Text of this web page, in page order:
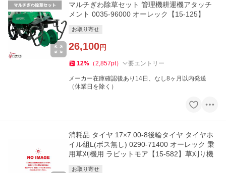
マルチぎわ除草セット 管理機耕運機アタッチ
メント 0035-96000 オーレック【15-125】
お取り寄せ
26,100円
12% （2,857pt） 要エントリー
メーカー在庫確認後あり14日、なし8ヶ月以内発送
（休業日を除く）
消耗品 タイヤ 17×7.00-8後輪タイヤ タイヤホ
イル組L(ボス無し) 0290-71400 オーレック 乗
用草刈機用 ラビットモア【15-582】草刈り機
お取り寄せ